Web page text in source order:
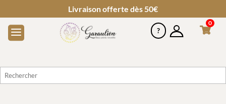
Livraison offerte dès 50€
0